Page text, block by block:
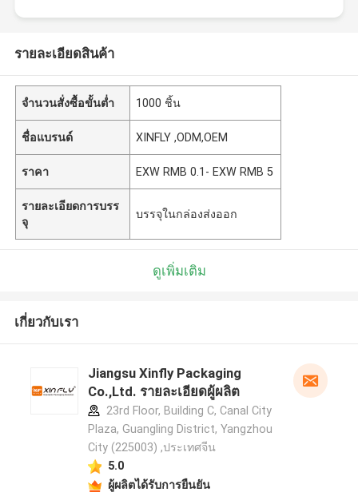
กระจกกระจกกระจกกระจกกระจก
รายละเอียดสินค้า
จำนวนสั่งซื้อขั้นต่ำ 1000 ชิ้น
ชื่อแบรนด์ XINFLY ,ODM,OEM
ราคา EXW RMB 0.1- EXW RMB 5
รายละเอียดการบรร
จุ
บรรจุในกล่องส่งออก
ดูเพิ่มเติม
เกี่ยวกับเรา
Jiangsu Xinfly Packaging
Co.,Ltd. รายละเอียดผู้ผลิต
23rd Floor, Building C, Canal City
Plaza, Guangling District, Yangzhou
City (225003) ,ประเทศจีน
5.0
ผู้ผลิตได้รับการยืนยัน